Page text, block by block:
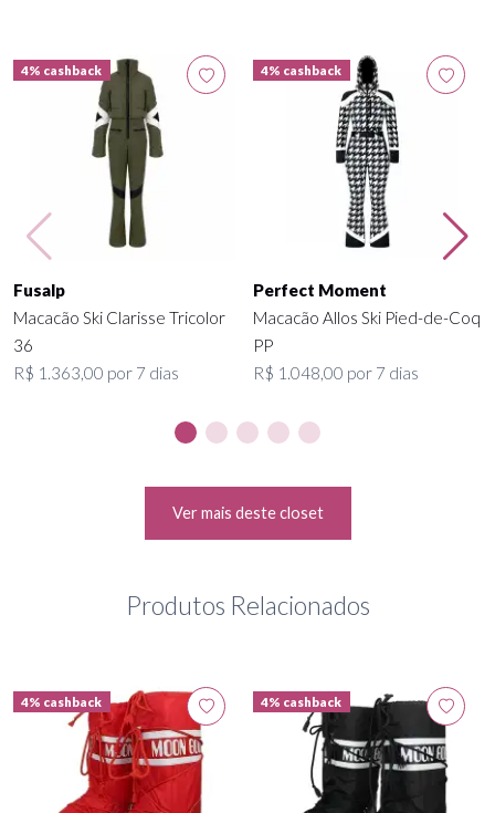
4% cashback
Fusalp
Macacão Ski Clarisse Tricolor
36
R$ 1.363,00 por 7 dias
4% cashback
Perfect Moment
Macacão Allos Ski Pied-de-Coq
PP
R$ 1.048,00 por 7 dias
Ver mais deste closet
Produtos Relacionados
4% cashback 4% cashback